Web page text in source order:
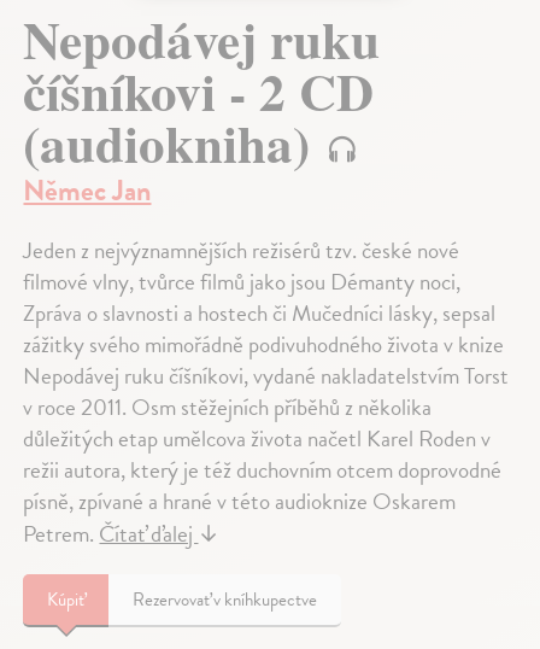
Nepodávej ruku
číšníkovi - 2 CD
(audiokniha)
Němec Jan
Jeden z nejvýznamnějších režisérů tzv. české nové
filmové vlny, tvůrce filmů jako jsou Démanty noci,
Zpráva o slavnosti a hostech či Mučedníci lásky, sepsal
zážitky svého mimořádně podivuhodného života v knize
Nepodávej ruku číšníkovi, vydané nakladatelstvím Torst
v roce 2011. Osm stěžejních příběhů z několika
důležitých etap umělcova života načetl Karel Roden v
režii autora, který je též duchovním otcem doprovodné
písně, zpívané a hrané v této audioknize Oskarem
Petrem.Čítať ďalej↓
Kúpiť Rezervovať v kníhkupectve